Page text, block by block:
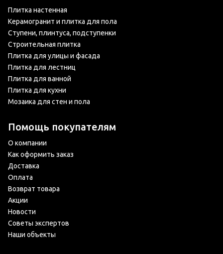
Плитка настенная
Керамогранит и плитка для пола
Ступени, плинтуса, подступенки
Строительная плитка
Плитка для улицы и фасада
Плитка для лестниц
Плитка для ванной
Плитка для кухни
Мозаика для стен и пола
Помощь покупателям
О компании
Как оформить заказ
Доставка
Оплата
Возврат товара
Акции
Новости
Советы экспертов
Наши объекты